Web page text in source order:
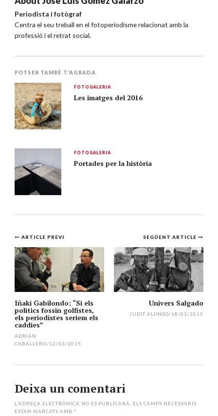
Periodista i fotògraf
Centra el seu treball en el fotoperiodisme relacionat amb la
professió i el retrat social.
POTSER TAMBÉ T'AGRADA
FOTOGALERIA
Les imatges del 2016
FOTOGALERIA
Portades per la història
Navegació
per
l'article
SEGÜENT ARTICLE
Univers Salgado
JUDIT ALONSO/18/03/2015
ARTICLE PREVI
Iñaki Gabilondo: “Si els
polítics fossin golfistes,
els periodistes seriem els
caddies”
ADRIÁN
CABALLERO/12/03/2015
Deixa un comentari
L'ADREÇA ELECTRÒNICA NO ES PUBLICARÀ.
ELS CAMPS NECESSARIS
ESTAN MARCATS AMB *